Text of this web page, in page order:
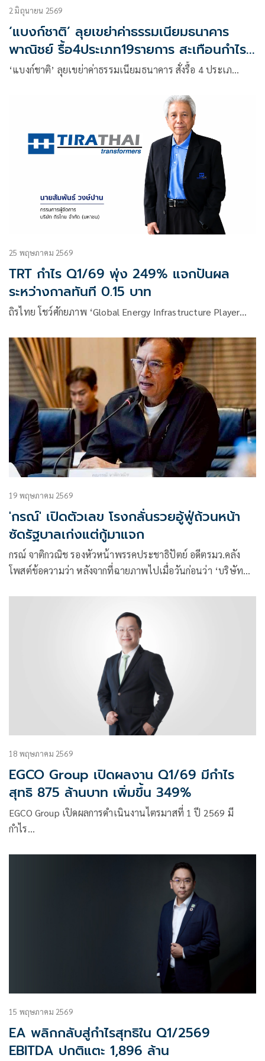
2 มิถุนายน 2569
‘แบงก์​ชาติ’ ลุยเขย่าค่าธรรมเนียมธนาคาร
พาณิชย์ รื้อ4ประเภท19รายการ สะเทือนกำไร
ไม่เกิน1.5-2%
‘แบงก์ชาติ’ ลุยเขย่าค่าธรรมเนียมธนาคาร สั่งรื้อ 4 ประเภ…
25 พฤษภาคม 2569
TRT กำไร Q1/69 พุ่ง 249% แจกปันผล
ระหว่างกาลทันที 0.15 บาท
ถิรไทย โชว์ศักยภาพ ‘Global Energy Infrastructure Player…
19 พฤษภาคม 2569
'กรณ์' เปิดตัวเลข โรงกลั่นรวยอู้ฟู่ถ้วนหน้า
ซัดรัฐบาลเก่งแต่กู้มาแจก
กรณ์ จาติกวณิช รองหัวหน้าพรรคประชาธิปัตย์ อดีตรมว.คลัง
โพสต์ข้อความว่า หลังจากที่ฉายภาพไปเมื่อวันก่อนว่า ‘บริษัท
18 พฤษภาคม 2569
EGCO Group เปิดผลงาน Q1/69 มีกำไร
สุทธิ 875 ล้านบาท เพิ่มขึ้น 349%
EGCO Group เปิดผลการดำเนินงานไตรมาสที่ 1 ปี 2569 มี
กำไร…
15 พฤษภาคม 2569
EA พลิกกลับสู่กำไรสุทธิใน Q1/2569
EBITDA ปกติแตะ 1,896 ล้าน